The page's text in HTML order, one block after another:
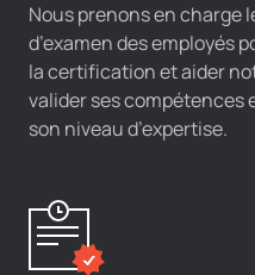
Nous prenons en charge
d’examen des employés
la certification et aider
valider ses compétences
son niveau d’expertise.